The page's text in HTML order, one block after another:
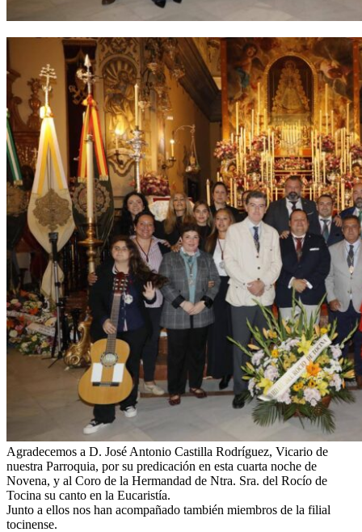
Agradecemos a D. José Antonio Castilla Rodríguez, Vicario de
nuestra Parroquia, por su predicación en esta cuarta noche de
Novena, y al Coro de la Hermandad de Ntra. Sra. del Rocío de
Tocina su canto en la Eucaristía.
Junto a ellos nos han acompañado también miembros de la filial
tocinense.